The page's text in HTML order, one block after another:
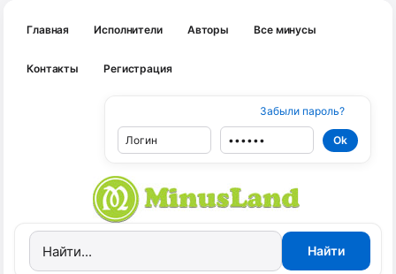
Главная Исполнители Авторы Все минусы
Контакты Регистрация
Забыли пароль?